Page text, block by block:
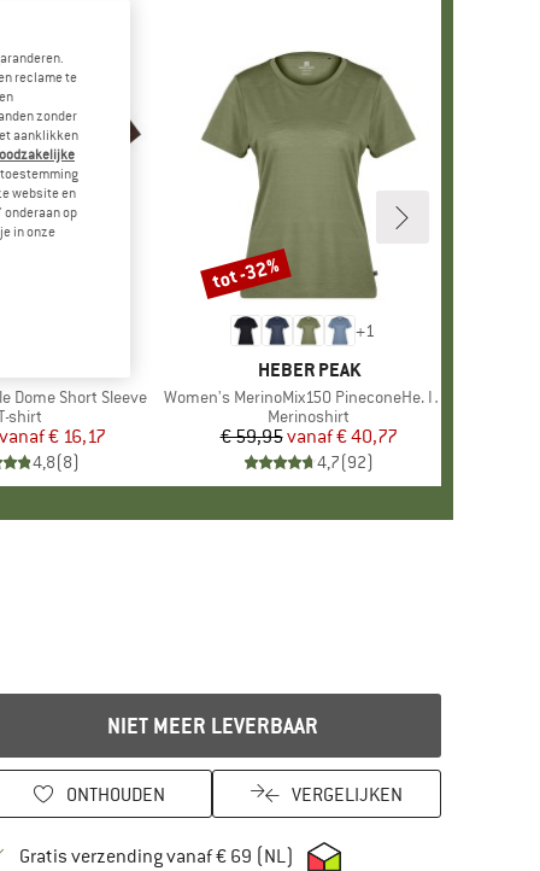
Dome Short Sleeve
shirt
Prijs
Verlaagde prijs
vanaf€ 16,17
4,8(8)
+1
MERK
HEBER PEAK
Artikel
Women's MerinoMix150 PineconeHe. II T-Shirt
Productgroep
Merinoshirt
Prijs
€ 59,95 Verlaagde prijs
vanaf€ 40,77
4,7(92)
Korting
tot -32%
NIET MEER LEVERBAAR
ONTHOUDEN VERGELIJKEN
Gratis verzending vanaf € 69 (NL) Vind hier de
reclame te
zonder
aanklikken
toestemming
website en
onderaan op
in onze